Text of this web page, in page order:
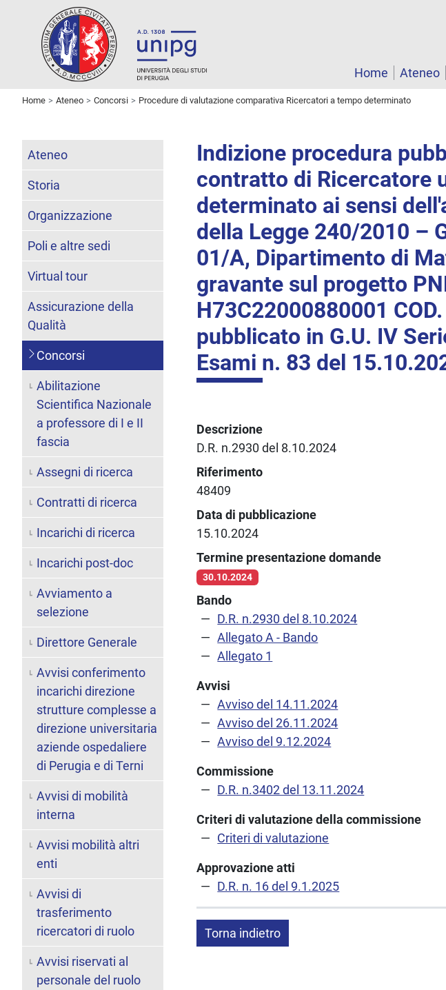
Home
Ateneo
Home Ateneo Concorsi Procedure di valutazione comparativa Ricercatori a tempo determinato
Indizione procedura
contratto di Ricercatore
determinato ai sensi
della Legge 240/2010 –
01/A, Dipartimento di
gravante sul progetto
H73C22000880001
pubblicato in G.U. IV
Esami n. 83 del
Descrizione
D.R. n.2930 del 8.10.2024
Riferimento
48409
Data di pubblicazione
15.10.2024
Termine presentazione domande
30.10.2024
Bando
D.R. n.2930 del 8.10.2024
Allegato A - Bando
Allegato 1
Avvisi
Avviso del 14.11.2024
Avviso del 26.11.2024
Avviso del 9.12.2024
Commissione
D.R. n.3402 del 13.11.2024
Criteri di valutazione della commissione
Criteri di valutazione
Approvazione atti
D.R. n. 16 del 9.1.2025
Torna indietro
Ateneo
Storia
Organizzazione
Poli e altre sedi
Virtual tour
Assicurazione della
Qualità
Concorsi
Abilitazione
Scientifica Nazionale
a professore di I e II
fascia
Assegni di ricerca
Contratti di ricerca
Incarichi di ricerca
Incarichi post-doc
Avviamento a
selezione
Direttore Generale
Avvisi conferimento
incarichi direzione
strutture complesse a
direzione universitaria
aziende ospedaliere
di Perugia e di Terni
Avvisi di mobilità
interna
Avvisi mobilità altri
enti
Avvisi di
trasferimento
ricercatori di ruolo
Avvisi riservati al
personale del ruolo